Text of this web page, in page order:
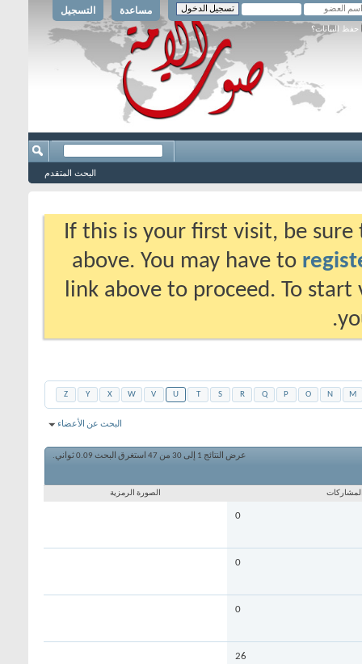
التسجيل مساعدة
حفظ البيانات؟
البحث المتقدم
If this is your first visit, be
above. You may have to
link above to proceed. To
M
N
O
P
Q
R
S
T
U
V
W
X
Y
Z
البحث عن الأعضاء
عرض النتائج 1 إلى 30 من 47 استغرق البحث 0.09ثواني.
الصورة الرمزية
0
0
0
26